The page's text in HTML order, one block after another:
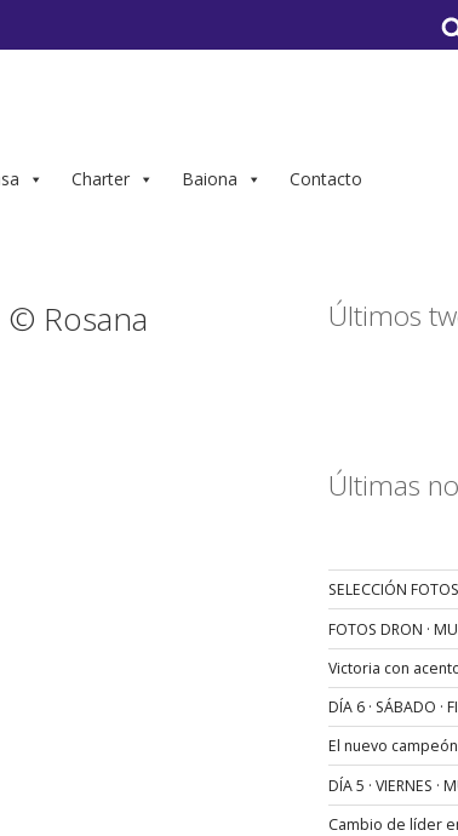
Charter Baiona Contacto
Rosana
Últimos
Últimas
SELECCIÓN
FOTOS DRON ·
Victoria con
DÍA 6 · SÁBADO ·
El nuevo
DÍA 5 · VIERNES ·
Cambio de líder